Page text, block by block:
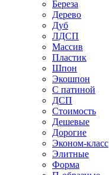
Береза
Дерево
Дуб
ЛДСП
Массив
Пластик
Шпон
Экошпон
С патиной
ДСП
Стоимость
Дешевые
Дорогие
Эконом-класс
Элитные
Форма